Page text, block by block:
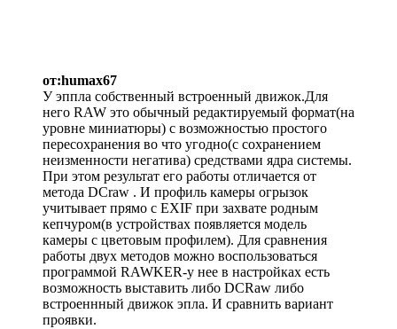
от:humax67
У эппла собственный встроенный движок.Для
него RAW это обычный редактируемый формат(на
уровне миниатюры) с возможностью простого
пересохранения во что угодно(с сохранением
неизменности негатива) средствами ядра системы.
При этом результат его работы отличается от
метода DCraw . И профиль камеры огрызок
учитывает прямо с ЕХIF при захвате родным
кепчуром(в устройствах появляется модель
камеры с цветовым профилем). Для сравнения
работы двух методов можно воспользоваться
программой RAWKER-у нее в настройках есть
возможность выставить либо DCRaw либо
встроеннный движок эпла. И сравнить вариант
проявки.